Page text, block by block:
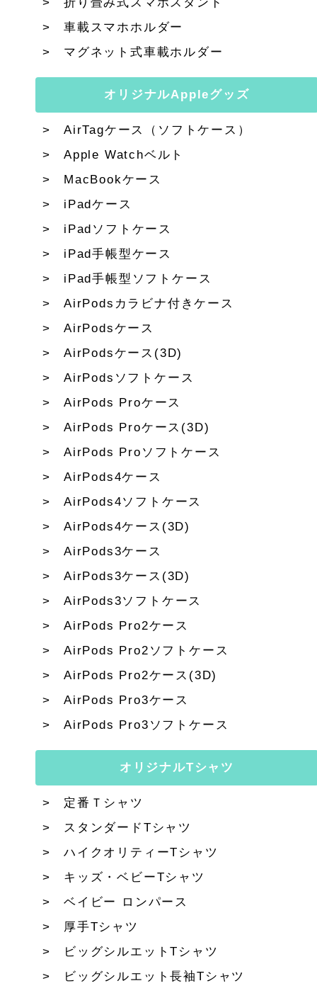
車載スマホホルダー
マグネット式車載ホルダー
オリジナルAppleグッズ
AirTagケース（ソフトケース）
Apple Watchベルト
MacBookケース
iPadケース
iPadソフトケース
iPad手帳型ケース
iPad手帳型ソフトケース
AirPodsカラビナ付きケース
AirPodsケース
AirPodsケース(3D)
AirPodsソフトケース
AirPods Proケース
AirPods Proケース(3D)
AirPods Proソフトケース
AirPods4ケース
AirPods4ソフトケース
AirPods4ケース(3D)
AirPods3ケース
AirPods3ケース(3D)
AirPods3ソフトケース
AirPods Pro2ケース
AirPods Pro2ソフトケース
AirPods Pro2ケース(3D)
AirPods Pro3ケース
AirPods Pro3ソフトケース
オリジナルTシャツ
定番Ｔシャツ
スタンダードTシャツ
ハイクオリティーTシャツ
キッズ・ベビーTシャツ
ベイビー ロンパース
厚手Tシャツ
ビッグシルエットTシャツ
ビッグシルエット長袖Tシャツ